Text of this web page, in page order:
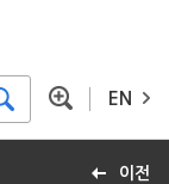
EN
이전